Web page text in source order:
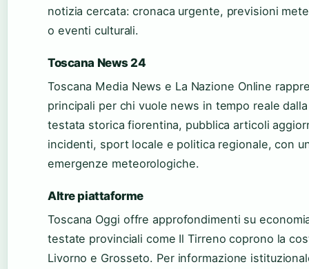
notizia cercata: cronaca urgente, previsioni
o eventi culturali.
Toscana News 24
Toscana Media News e La Nazione Online
principali per chi vuole news in tempo reale
testata storica fiorentina, pubblica articoli
incidenti, sport locale e politica regionale, con
emergenze meteorologiche.
Altre piattaforme
Toscana Oggi offre approfondimenti su
testate provinciali come Il Tirreno coprono la
Livorno e Grosseto. Per informazione